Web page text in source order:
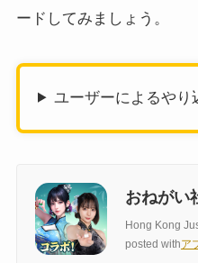
ードしてみましょう。
ユーザーによるやり
おねがい
Hong Kong
posted withア